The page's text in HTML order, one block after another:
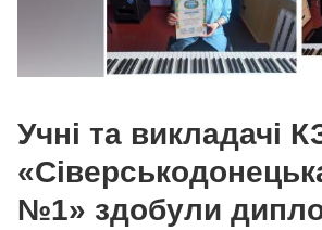
Учні та викладачі
№1» здобули